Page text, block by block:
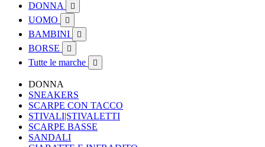
DONNA 
UOMO 
BAMBINI 
BORSE 
Tutte le marche 
DONNA
SNEAKERS
SCARPE CON TACCO
STIVALI|STIVALETTI
SCARPE BASSE
SANDALI